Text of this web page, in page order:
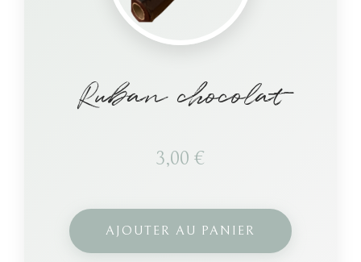
Ruban chocolat
3,00 €
AJOUTER AU PANIER